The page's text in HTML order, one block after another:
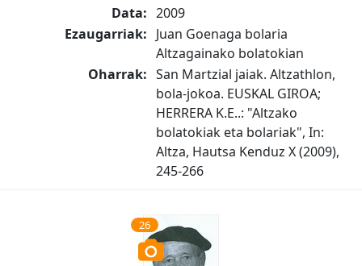
Data: 2009
Ezaugarriak: Juan Goenaga bolaria
Altzagainako bolatokian
Oharrak: San Martzial jaiak. Altzathlon,
bola-jokoa. EUSKAL GIROA;
HERRERA K.E..: "Altzako
bolatokiak eta bolariak", In:
Altza, Hautsa Kenduz X (2009),
245-266
26